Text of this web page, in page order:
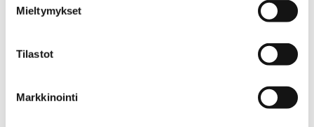
Mieltymykset
Tilastot
Markkinointi
Sana-lehden kampanjat
Tilausehdot
Osoitteenmuutokset